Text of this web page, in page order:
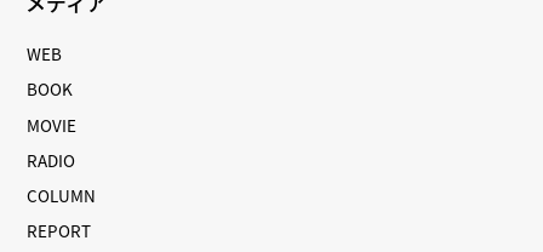
WEB
BOOK
MOVIE
RADIO
COLUMN
REPORT